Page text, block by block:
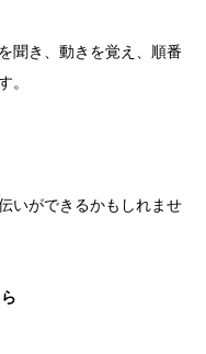
聞き、動きを覚え、順番
。
いができるかもしれませ